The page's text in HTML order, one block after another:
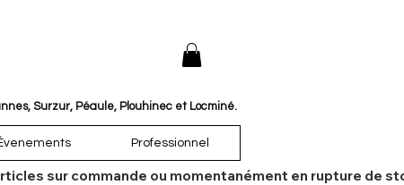
Surzur, Péaule, Plouhinec et Locminé.
Professionnel
sur commande ou momentanément en rupture de